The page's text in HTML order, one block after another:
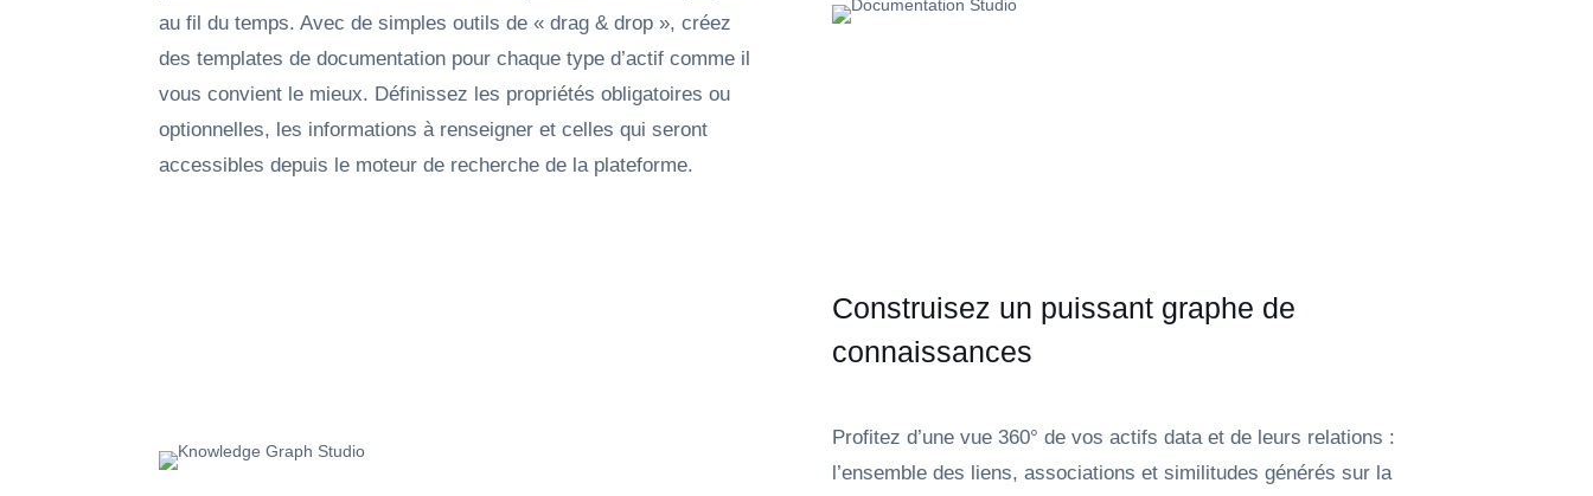
au fil du temps. Avec de simples outils de « drag & drop », créez
des templates de documentation pour chaque type d’actif comme il
vous convient le mieux. Définissez les propriétés obligatoires ou
optionnelles, les informations à renseigner et celles qui seront
accessibles depuis le moteur de recherche de la plateforme.
Construisez un puissant graphe de
connaissances
Profitez d’une vue 360° de vos actifs data et de leurs relations :
l’ensemble des liens, associations et similitudes générés sur la